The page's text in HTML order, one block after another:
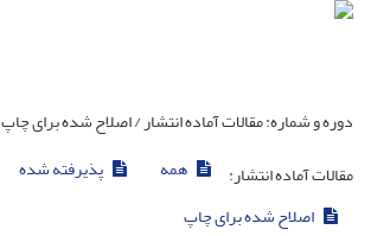
دوره و شماره:مقالات آماده انتشار / اصلاح شده برای چاپ
مقالات آماده انتشار:
همه
پذیرفته شده
اصلاح شده برای چاپ